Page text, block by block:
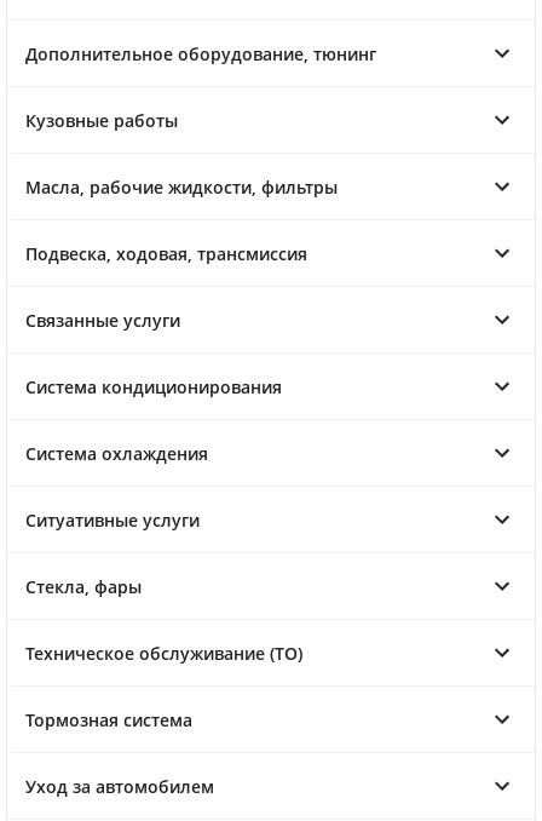
Дополнительное оборудование, тюнинг
Кузовные работы
Масла, рабочие жидкости, фильтры
Подвеска, ходовая, трансмиссия
Связанные услуги
Система кондиционирования
Система охлаждения
Ситуативные услуги
Стекла, фары
Техническое обслуживание (ТО)
Тормозная система
Уход за автомобилем